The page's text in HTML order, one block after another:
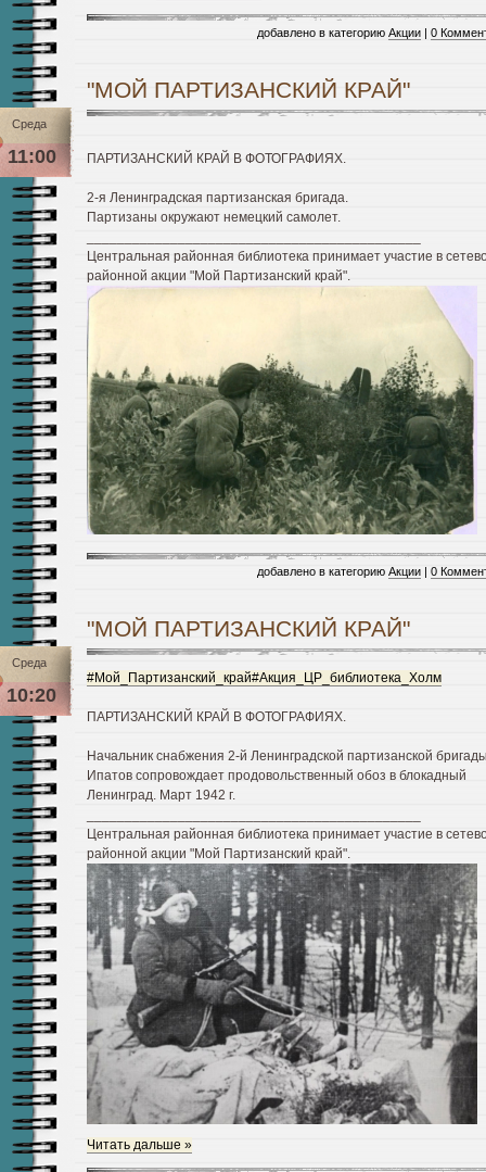
добавлено в категорию Акции | 0
"МОЙ ПАРТИЗАНСКИЙ КРАЙ"
Среда
11:00 ПАРТИЗАНСКИЙ КРАЙ В ФОТОГРАФИЯХ.
2-я Ленинградская партизанская бригада.
Партизаны окружают немецкий самолет.
Центральная районная библиотека принимает участие в
районной акции "Мой Партизанский край".
добавлено в категорию Акции | 0
"МОЙ ПАРТИЗАНСКИЙ КРАЙ"
Среда
10:20
#Мой_Партизанский_край#Акция_ЦР_библиотека_Холм
ПАРТИЗАНСКИЙ КРАЙ В ФОТОГРАФИЯХ.
Начальник снабжения 2-й Ленинградской партизанской
Ипатов сопровождает продовольственный обоз в блокадный
Ленинград. Март 1942 г.
Центральная районная библиотека принимает участие в
районной акции "Мой Партизанский край".
Читать дальше »